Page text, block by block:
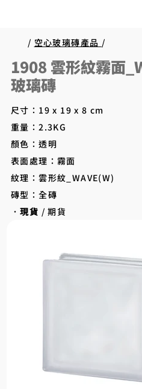
/ 空心玻璃磚產品 /
1908 雲形紋霧面
玻璃磚
尺寸：19 x 19 x 8 cm
重量：2.3KG
顏色：透明
表面處理：霧面
紋理：雲形紋_WAVE(W)
磚型：全磚
．現貨 / 期貨